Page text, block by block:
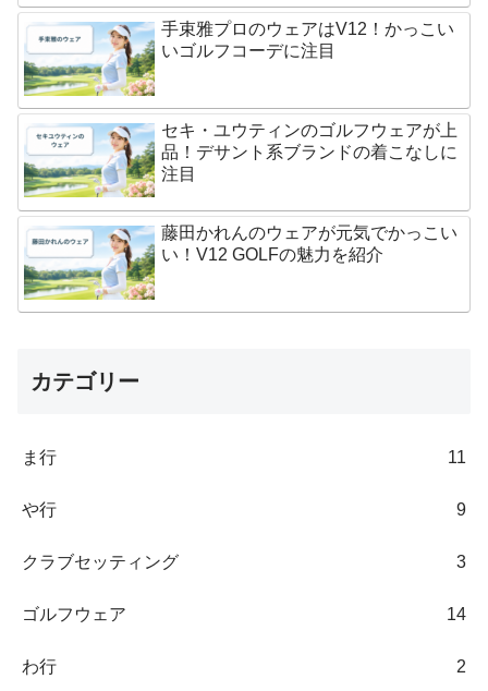
手束雅プロのウェアはV12！かっこい
いゴルフコーデに注目
セキ・ユウティンのゴルフウェアが上
品！デサント系ブランドの着こなしに
注目
藤田かれんのウェアが元気でかっこい
い！V12 GOLFの魅力を紹介
カテゴリー
ま行 11
や行 9
クラブセッティング 3
ゴルフウェア 14
わ行 2